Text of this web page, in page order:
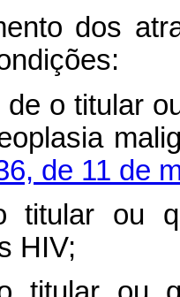
dos
o titular
de 11 de
titular ou
HIV;